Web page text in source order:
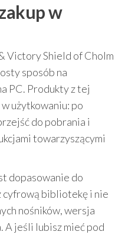
w
Victory Shield of Cholm
sposób na
PC. Produkty z tej
użytkowaniu: po
do pobrania i
towarzyszącymi
dopasowanie do
cyfrową bibliotekę i nie
nośników, wersja
A jeśli lubisz mieć pod